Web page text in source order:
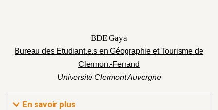
BDE Gaya
Bureau des Étudiant.e.s en Géographie et Tourisme de
Clermont-Ferrand
Université Clermont Auvergne
En savoir plus